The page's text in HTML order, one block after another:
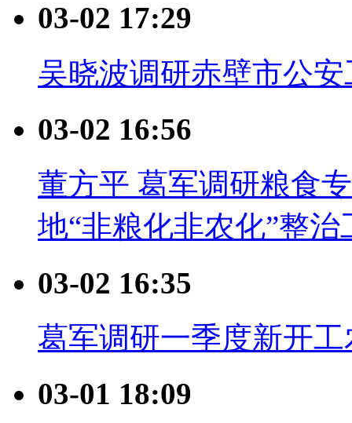
03-02 17:29
吴晓波调研赤壁市公
03-02 16:56
董方平 葛军调研粮食
地“非粮化非农化”整治
03-02 16:35
葛军调研一季度新开
03-01 18:09